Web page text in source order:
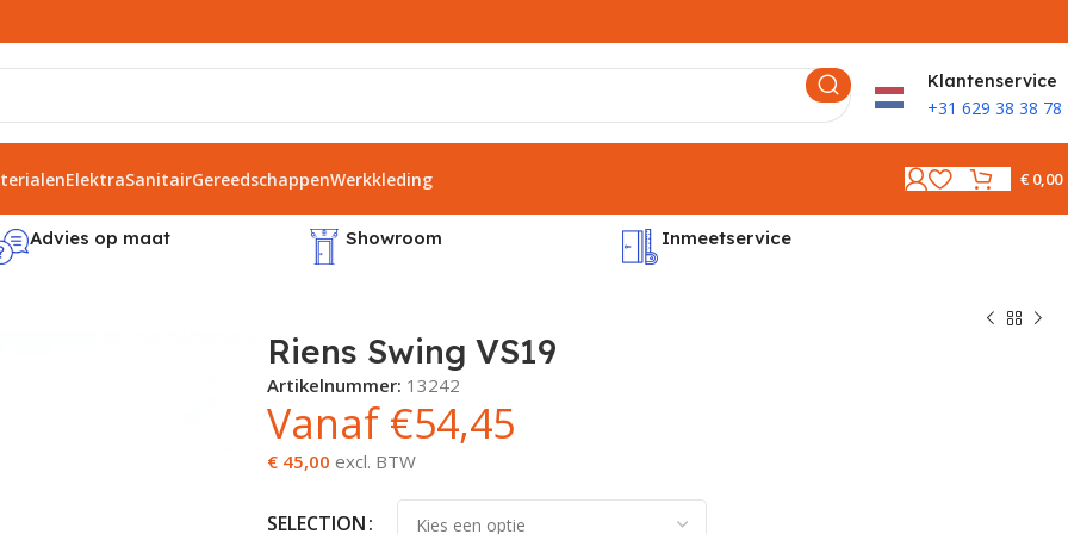
Klantenservice
+31 629 38 38 78
ElektraSanitairGereedschappenWerkkleding €0,00
Advies op maat Showroom Inmeetservice
Riens Swing VS19
Artikelnummer: 13242
Vanaf€54,45
€ 45,00 excl. BTW
SELECTION